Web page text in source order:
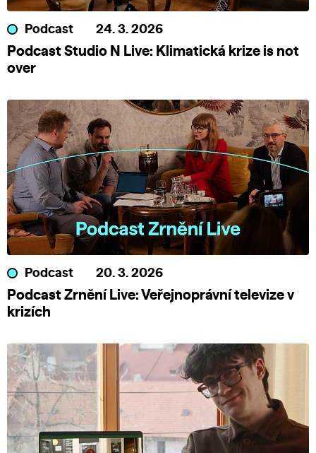
Podcast 24. 3. 2026
Podcast Studio N Live: Klimatická krize is not
over
Podcast 20. 3. 2026
Podcast Zrnění Live: Veřejnoprávní televize v
krizích